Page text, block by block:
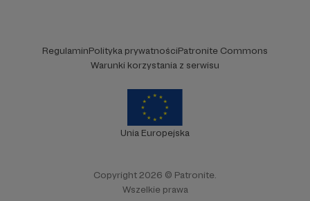
RegulaminPolityka prywatnościPatronite Commons
Warunki korzystania z serwisu
Unia Europejska
Copyright 2026 © Patronite.
Wszelkie prawa